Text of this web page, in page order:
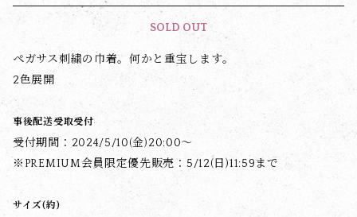
SOLD OUT
ペガサス刺繍の巾着。何かと重宝します。
2色展開
事後配送受取受付
受付期間：2024/5/10(金)20:00～
※PREMIUM会員限定優先販売：5/12(日)11:59まで
サイズ(約)